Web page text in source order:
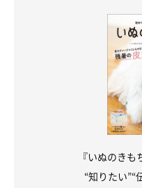
『いぬのき
“知りたい”“